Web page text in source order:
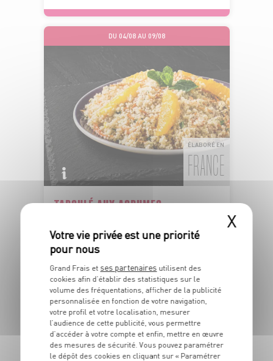
DU 04/08 AU 09/08
ÉLABORÉ EN
FRANCE
TABOULÉ AUX AGRUMES
Dans la limite des stocks disponibles
1
Les 100g - Soit 15€90 le kg
DU 04/08 AU 10/08
X
Grand Frais et ses partenaires utilisent des
cookies afin d’établir des statistiques sur le
volume des fréquentations, afficher de la publicité
personnalisée en fonction de votre navigation,
votre profil et votre localisation, mesurer
l’audience de cette publicité, vous permettre
d’accéder à votre compte et enfin, mettre en œuvre
des mesures de sécurité. Vous pouvez paramétrer
le dépôt des cookies en cliquant sur « Paramétrer